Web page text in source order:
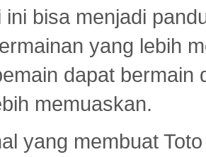
bisa menjadi
yang lebih
dapat
memuaskan.
yang membuat